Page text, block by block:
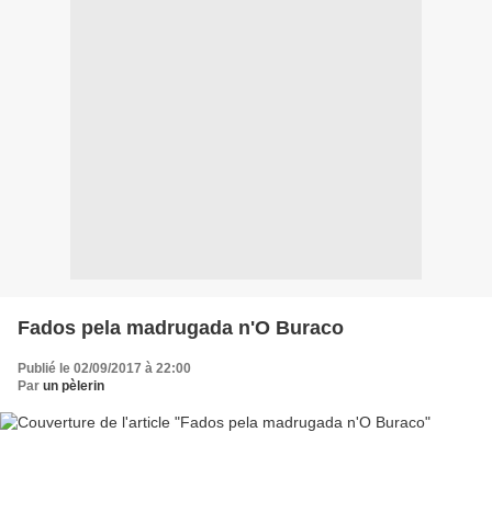
Fados pela madrugada n'O Buraco
Publié le 02/09/2017 à 22:00
Par un pèlerin